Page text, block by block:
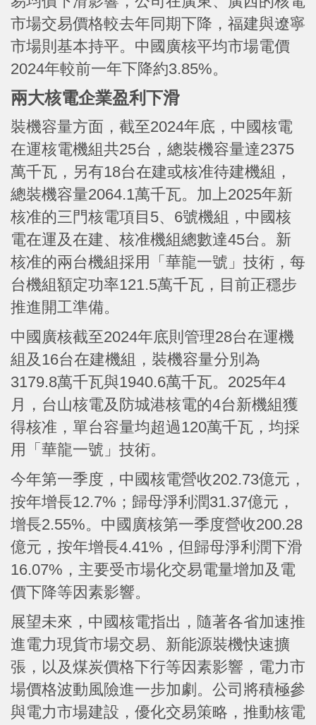
市場交易價格較去年同期下降，福建與遼寧
市場則基本持平。中國廣核平均市場電價
2024年較前一年下降約3.85%。
兩大核電企業盈利下滑
裝機容量方面，截至2024年底，中國核電
在運核電機組共25台，總裝機容量達2375
萬千瓦，另有18台在建或核准待建機組，
總裝機容量2064.1萬千瓦。加上2025年新
核准的三門核電項目5、6號機組，中國核
電在運及在建、核准機組總數達45台。新
核准的兩台機組採用「華龍一號」技術，每
台機組額定功率121.5萬千瓦，目前正穩步
推進開工準備。
中國廣核截至2024年底則管理28台在運機
組及16台在建機組，裝機容量分別為
3179.8萬千瓦與1940.6萬千瓦。2025年4
月，台山核電及防城港核電的4台新機組獲
得核准，單台容量均超過120萬千瓦，均採
用「華龍一號」技術。
今年第一季度，中國核電營收202.73億元，
按年增長12.7%；歸母淨利潤31.37億元，
增長2.55%。中國廣核第一季度營收200.28
億元，按年增長4.41%，但歸母淨利潤下滑
16.07%，主要受市場化交易電量增加及電
價下降等因素影響。
展望未來，中國核電指出，隨著各省加速推
進電力現貨市場交易、新能源裝機快速擴
張，以及煤炭價格下行等因素影響，電力市
場價格波動風險進一步加劇。公司將積極參
與電力市場建設，優化交易策略，推動核電